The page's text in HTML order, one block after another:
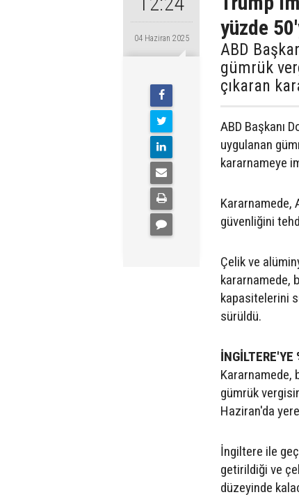
04 Haziran 2025
yüzde
ABD
gümrük
çıkaran
ABD Başkanı
uygulanan
kararnameye
Kararnamede,
güvenliğini
Çelik ve
kararnamede,
kapasitelerini
sürüldü.
İNGİLTERE'YE
Kararnamede,
gümrük
Haziran'da
İngiltere ile
getirildiği ve
düzeyinde